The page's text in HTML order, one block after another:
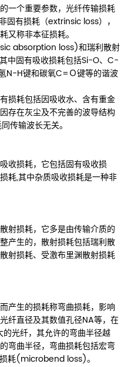
一个重要参数，光纤传输损耗
有损耗（extrinsic loss），
又称非本征损耗。
absorption loss)和瑞利散射
固有吸收损耗包括Si-O、C-
H键和碳氧C=Ｏ键等的谐波
损耗包括因吸收水、含有重金
存在灰尘及不完善的波导结构
传输波长无关。
收损耗，它包括固有吸收损
耗,其中杂质吸收损耗是一种非
射损耗，它多是由传输介质的
产生的，散射损耗包括瑞利散
射损耗、受激布里渊散射损耗
产生的损耗称弯曲损耗，影响
纤直径及其数值孔径NA等，在
光纤，其允许的弯曲半径越
弯曲半径，弯曲损耗包括宏弯
耗(microbend loss)。